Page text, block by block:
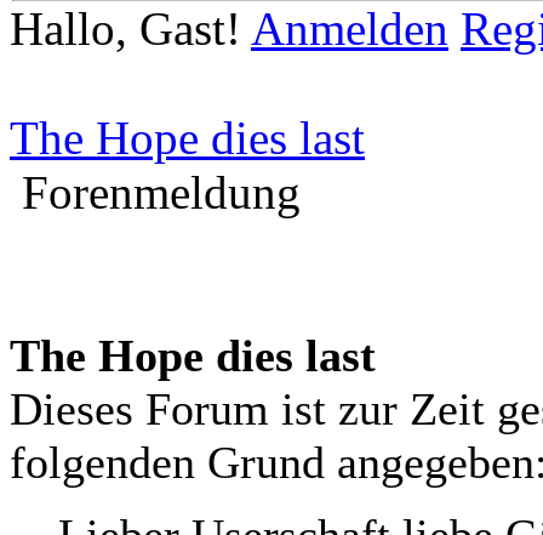
Hallo, Gast! Anmelden
The Hope dies last
Forenmeldung
The Hope dies last
Dieses Forum ist zur Zeit
folgenden Grund